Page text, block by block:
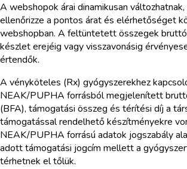
A webshopok árai dinamikusan
ellenőrizze a pontos árat és elérhetőséget
webshopban. A feltüntetett összegek
készlet erejéig vagy visszavonásig
értendők.
A vényköteles (Rx) gyógyszerekhez
NEAK/PUPHA forrásból megjelenített
(BFA), támogatási összeg és térítési díj a
támogatással rendelhető készítményekre
NEAK/PUPHA forrású adatok jogszabály
adott támogatási jogcím mellett a
térhetnek el tőlük.